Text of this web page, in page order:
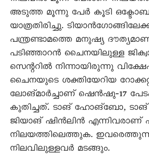
അടുത്ത മൂന്നു പേർ കൂടി
യാത്രതിരിച്ചു.
പന്ത്രണ്ടാമത്തെ മനുഷ്യ
പടിഞ്ഞാറൻ ചൈനയിലുള്ള
സെന്ററിൽ നിന്നായിരുന്നു
ചൈനയുടെ ശക്തിയേറിയ
ലോങ്‌മാർച്ചാണ്‌ ഷെൻഷു‐17
കുതിച്ചത്‌. ടാങ്‌ ഹോങ്‌ബോ, ടാങ്‌
ജിയാങ്‌ ഷിൻലിൻ
നിലയത്തിലെത്തുക.
നിലവിലുള്ളവർ മടങ്ങും.